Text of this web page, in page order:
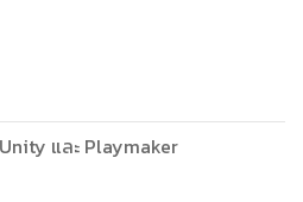
และ Playmaker